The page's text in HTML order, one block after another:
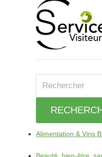
Alimentation & Vins
Beauté, bien-être,